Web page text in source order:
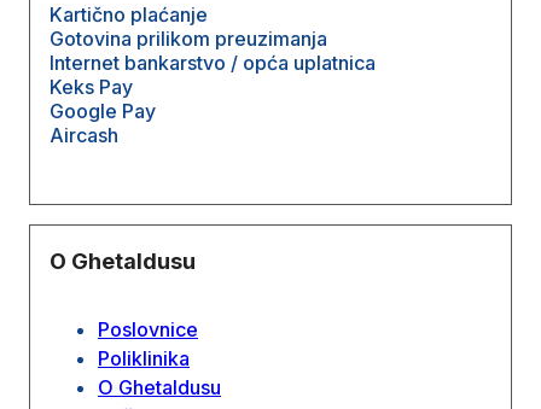
Kartično plaćanje
Gotovina prilikom preuzimanja
Internet bankarstvo / opća uplatnica
Keks Pay
Google Pay
Aircash
O Ghetaldusu
Poslovnice
Poliklinika
O Ghetaldusu